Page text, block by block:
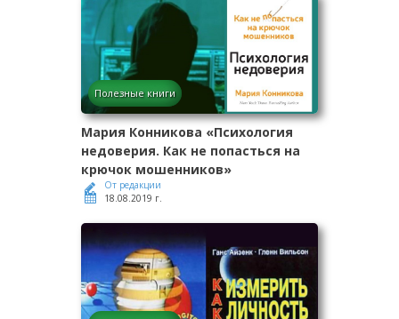
Полезные книги
Мария Конникова «Психология
недоверия. Как не попасться на
крючок мошенников»
От редакции
18.08.2019 г.